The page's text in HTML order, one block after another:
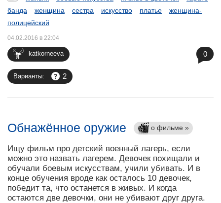
банда
женщина сестра искусство платье
женщина-
полицейский
katkorneeva
04.02.2016 в 22:04
Варианты: 2
0
Обнажённое оружие о фильме »
Ищу фильм про детский военный лагерь, если
можно это назвать лагерем. Девочек похищали и
обучали боевым искусствам, учили убивать. И в
конце обучения вроде как осталось 10 девочек,
победит та, что останется в живых. И когда
остаются две девочки, они не убивают друг друга.